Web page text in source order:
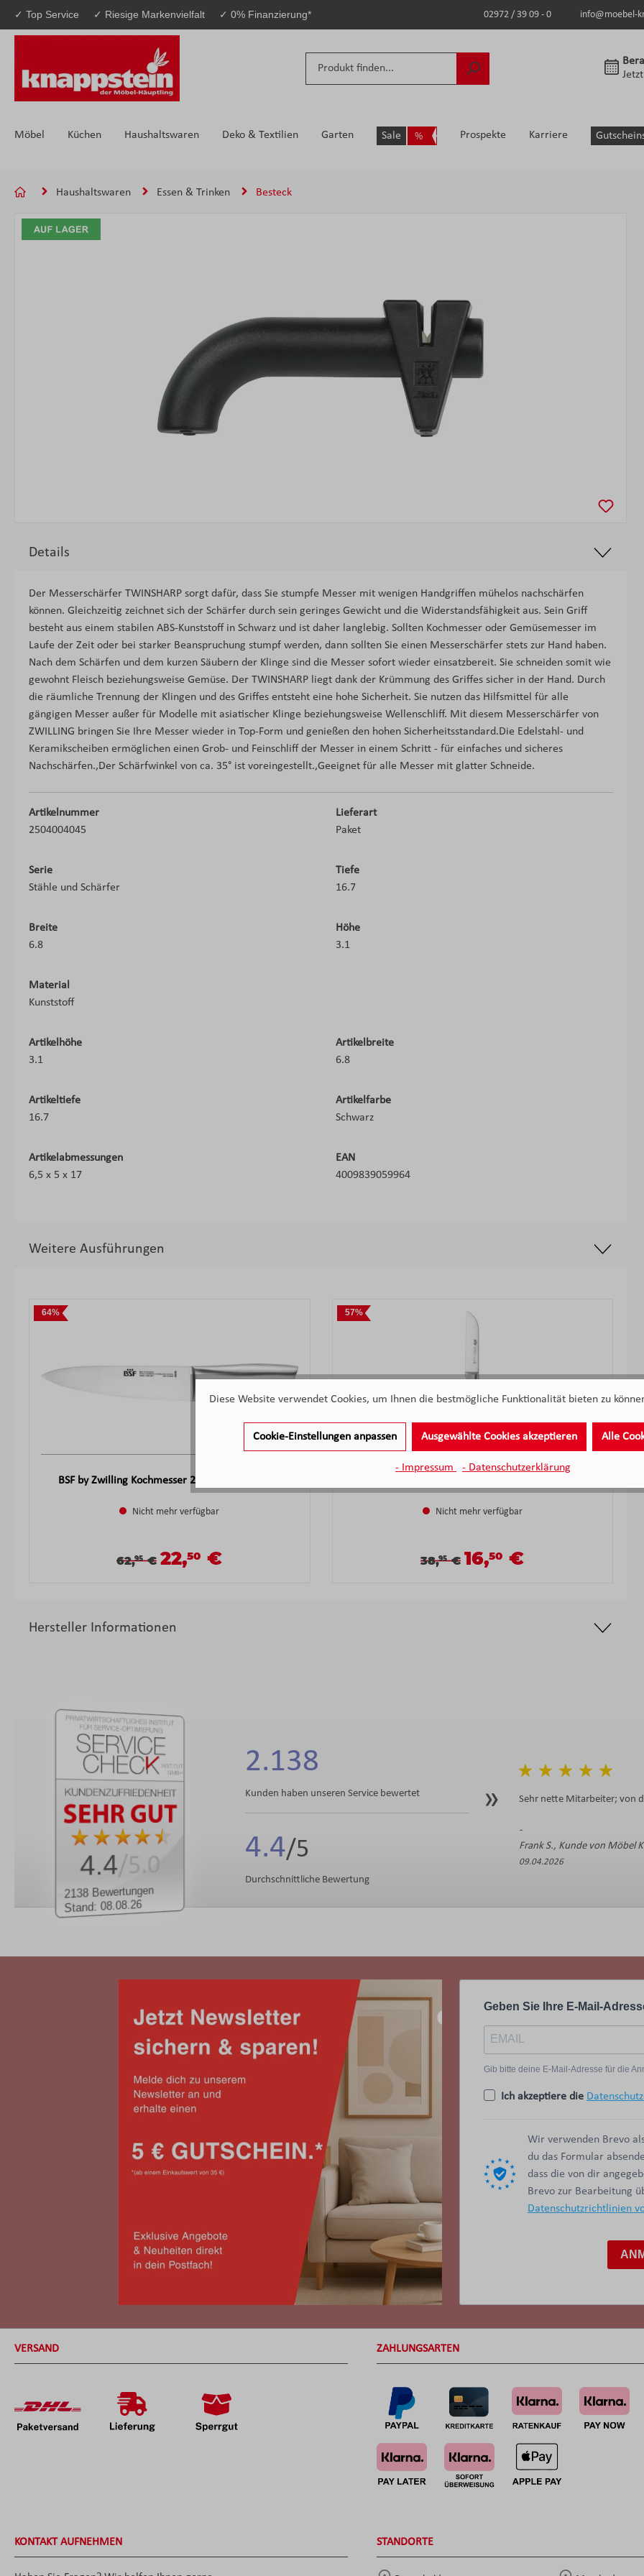
Hauptinhalt springen
Zur Suche springen
Zur Hauptnavigation springen
✓ Top Service ✓ Riesige Markenvielfalt ✓ 0% Finanzierung* 02972 / 39 09 - 0 info@moebel-
Möbel Küchen Haushaltswaren Deko & Textilien Garten Sale Prospekte Karriere
Haushaltswaren Essen & Trinken Besteck
Bildergalerie überspringen
Details
Der Messerschärfer TWINSHARP sorgt dafür, dass Sie stumpfe Messer mit wenigen Handgriffen mühelos nachschärfen
können. Gleichzeitig zeichnet sich der Schärfer durch sein geringes Gewicht und die Widerstandsfähigkeit aus. Sein Griff
besteht aus einem stabilen ABS-Kunststoff in Schwarz und ist daher langlebig. Sollten Kochmesser oder Gemüsemesser im
Laufe der Zeit oder bei starker Beanspruchung stumpf werden, dann sollten Sie einen Messerschärfer stets zur Hand haben.
Nach dem Schärfen und dem kurzen Säubern der Klinge sind die Messer sofort wieder einsatzbereit. Sie schneiden somit wie
gewohnt Fleisch beziehungsweise Gemüse. Der TWINSHARP liegt dank der Krümmung des Griffes sicher in der Hand. Durch
die räumliche Trennung der Klingen und des Griffes entsteht eine hohe Sicherheit. Sie nutzen das Hilfsmittel für alle
gängigen Messer außer für Modelle mit asiatischer Klinge beziehungsweise Wellenschliff. Mit diesem Messerschärfer von
ZWILLING bringen Sie Ihre Messer wieder in Top-Form und genießen den hohen Sicherheitsstandard.Die Edelstahl- und
Keramikscheiben ermöglichen einen Grob- und Feinschliff der Messer in einem Schritt - für einfaches und sicheres
Nachschärfen.,Der Schärfwinkel von ca. 35° ist voreingestellt.,Geeignet für alle Messer mit glatter Schneide.
Artikelnummer
2504004045
Lieferart
Paket
Serie
Stähle und Schärfer
Tiefe
16.7
Breite
6.8
Höhe
3.1
Material
Kunststoff
Artikelhöhe
3.1
Artikelbreite
6.8
Artikeltiefe
16.7
Artikelfarbe
Schwarz
Artikelabmessungen
6,5 x 5 x 17
EAN
4009839059964
Weitere Ausführungen
64%
BSF by Zwilling Kochmesser 20cm Metallfarben
Nicht mehr verfügbar
Verkaufspreis:
Regulärer Preis:
62,95€ Verkaufspreis:
22,50 €
57%
Nicht mehr verfügbar
Verkaufspreis:
Regulärer Preis:
38,95€ Verkaufspreis:
16,50 €
Hersteller Informationen
2138 Bewertungen
Stand: 08.08.26
4.4/5.0
2.138
Kunden haben unseren Service bewertet
4.4
Durchschnittliche Bewertung
Sehr nette Mitarbeiter; von
Frank S., Kunde von Möbel
09.04.2026
Geben Sie Ihre E-Mail-
Gib bitte deine E-Mail-Adresse für die
Ich akzeptiere die
Wir verwenden Brevo
du das Formular
dass die von dir
Brevo zur Bearbeitung
Datenschutzrichtlinien
VERSAND ZAHLUNGSARTEN
KONTAKT AUFNEHMEN STANDORTE
Diese Website verwendet Cookies, um Ihnen die bestmögliche Funktionalität bieten zu
Cookie-Einstellungen anpassen Ausgewählte Cookies akzeptieren Alle
- Impressum - Datenschutzerklärung